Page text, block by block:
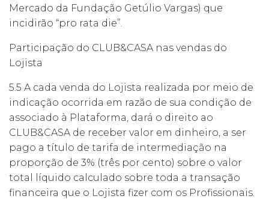
Mercado da Fundação Getúlio Vargas) que
incidirão “pro rata die”.
Participação do CLUB&CASA nas vendas do
Lojista
5.5 A cada venda do Lojista realizada por meio de
indicação ocorrida em razão de sua condição de
associado à Plataforma, dará o direito ao
CLUB&CASA de receber valor em dinheiro, a ser
pago a título de tarifa de intermediação na
proporção de 3% (três por cento) sobre o valor
total líquido calculado sobre toda a transação
financeira que o Lojista fizer com os Profissionais.